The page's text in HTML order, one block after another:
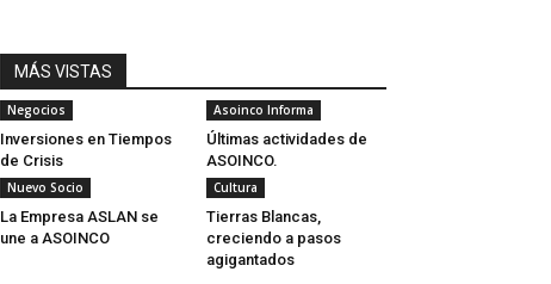
MÁS VISTAS
Negocios
Inversiones en Tiempos
de Crisis
Asoinco Informa
Últimas actividades de
ASOINCO.
Nuevo Socio
La Empresa ASLAN se
une a ASOINCO
Cultura
Tierras Blancas,
creciendo a pasos
agigantados